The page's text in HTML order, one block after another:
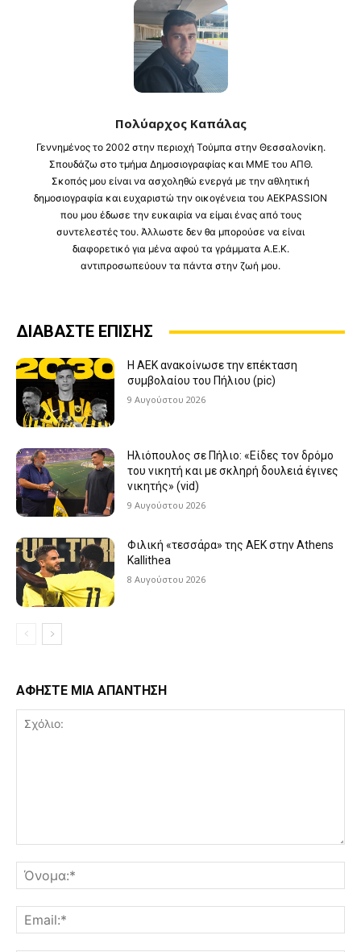
Πολύαρχος Καπάλας
Γεννημένος το 2002 στην περιοχή Τούμπα στην Θεσσαλονίκη.
Σπουδάζω στο τμήμα Δημοσιογραφίας και ΜΜΕ του ΑΠΘ.
Σκοπός μου είναι να ασχοληθώ ενεργά με την αθλητική
δημοσιογραφία και ευχαριστώ την οικογένεια του AEKPASSION
που μου έδωσε την ευκαιρία να είμαι ένας από τους
συντελεστές του. Άλλωστε δεν θα μπορούσε να είναι
διαφορετικό για μένα αφού τα γράμματα Α.Ε.Κ.
αντιπροσωπεύουν τα πάντα στην ζωή μου.
ΔΙΑΒΑΣΤΕ ΕΠΙΣΗΣ
Η ΑΕΚ ανακοίνωσε την επέκταση
συμβολαίου του Πήλιου (pic)
9 Αυγούστου 2026
Ηλιόπουλος σε Πήλιο: «Είδες τον δρόμο
του νικητή και με σκληρή δουλειά έγινες
νικητής» (vid)
9 Αυγούστου 2026
Φιλική «τεσσάρα» της ΑΕΚ στην Athens
Kallithea
8 Αυγούστου 2026
ΑΦΗΣΤΕ ΜΙΑ ΑΠΑΝΤΗΣΗ